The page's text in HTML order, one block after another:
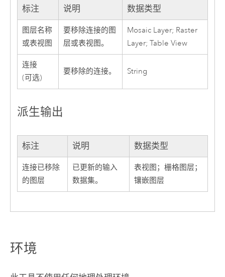
标注 说明 数据类型
图层名称
或表视图
要移除连接的图
层或表视图。
Mosaic Layer; Raster
Layer; Table View
连接
(可选)
要移除的连接。 String
派生输出
标注 说明 数据类型
连接已移除
的图层
已更新的输入
数据集。
表视图；栅格图层；
镶嵌图层
环境